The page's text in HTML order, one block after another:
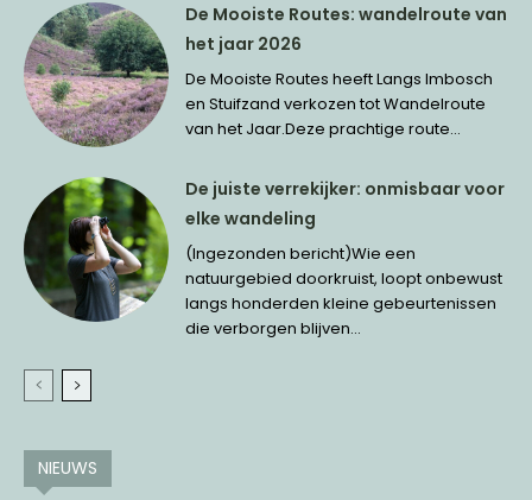
De Mooiste Routes: wandelroute van
het jaar 2026
De Mooiste Routes heeft Langs Imbosch
en Stuifzand verkozen tot Wandelroute
van het Jaar.Deze prachtige route...
De juiste verrekijker: onmisbaar voor
elke wandeling
(Ingezonden bericht)Wie een
natuurgebied doorkruist, loopt onbewust
langs honderden kleine gebeurtenissen
die verborgen blijven...
NIEUWS